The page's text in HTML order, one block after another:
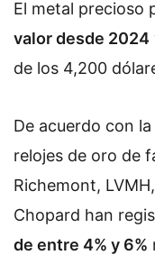
El metal precioso
valor desde 2024
de los 4,200
De acuerdo con
relojes de oro de
Richemont,
Chopard han
de entre 4% y 6%